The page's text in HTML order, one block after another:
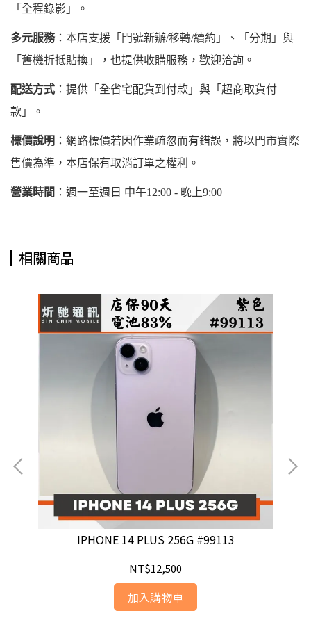
「全程錄影」。
多元服務：本店支援「門號新辦/移轉/續約」、「分期」與
「舊機折抵貼換」，也提供收購服務，歡迎洽詢。
配送方式 ：提供「全省宅配貨到付款」與「超商取貨付
款」。
標價說明 ：網路標價若因作業疏忽而有錯誤，將以門市實際
售價為準，本店保有取消訂單之權利。
營業時間 ：週一至週日 中午12:00 - 晚上9:00
相關商品
IPHONE 14 PLUS 256G #99113
NT$12,500
加入購物車